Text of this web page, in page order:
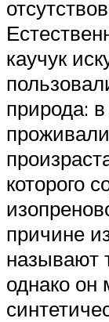
каучук
природа:
которого
причине
называют
однако он